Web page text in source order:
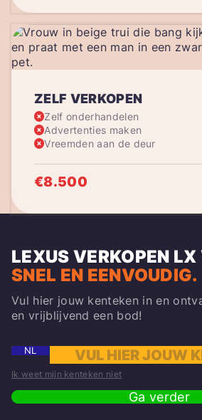
ZELF VERKOPEN
Zelf onderhandelen
Advertenties maken
Vreemden aan de deur
€8.500
LEXUS VERKOPEN LX
SNEL EN EENVOUDIG.
Vul hier jouw kenteken in en
en vrijblijvend een bod!
NL
Ik weet mijn kenteken niet
Ga verder